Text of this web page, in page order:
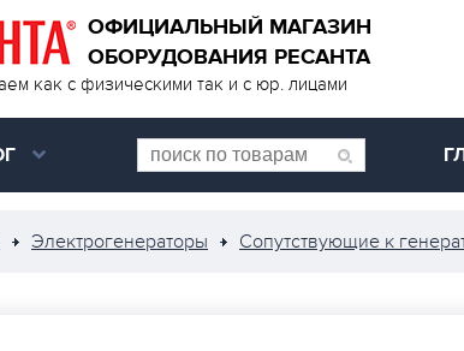
ОФИЦИАЛЬНЫЙ МАГАЗИН
ОБОРУДОВАНИЯ РЕСАНТА
как с физическими так и с юр. лицами
Электрогенераторы Сопутствующие к